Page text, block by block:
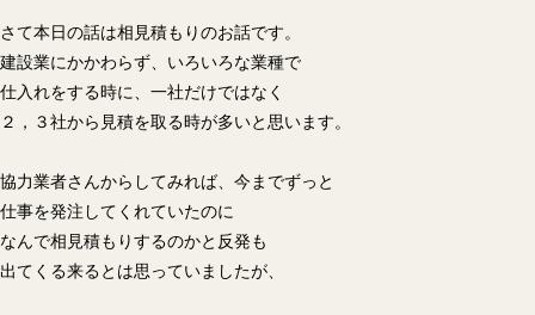
さて本日の話は相見積もりのお話です。
建設業にかかわらず、いろいろな業種で
仕入れをする時に、一社だけではなく
２，３社から見積を取る時が多いと思います。
協力業者さんからしてみれば、今までずっと
仕事を発注してくれていたのに
なんで相見積もりするのかと反発も
出てくる来るとは思っていましたが、